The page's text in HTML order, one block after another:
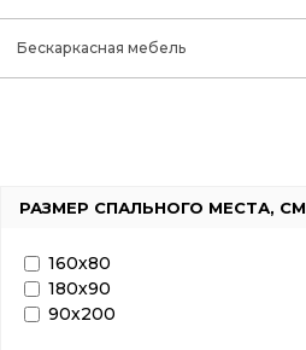
Бескаркасная мебель
РАЗМЕР СПАЛЬНОГО МЕСТА, СМ
160х80
180х90
90х200